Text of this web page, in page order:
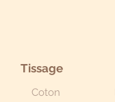
Tissage
Coton